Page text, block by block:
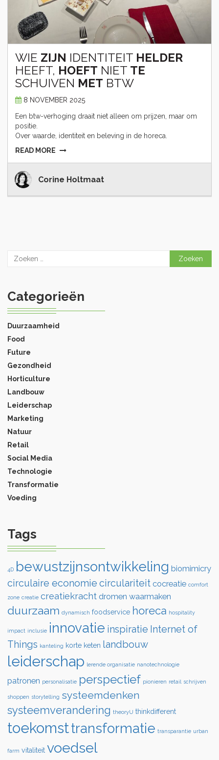
WIE ZIJN IDENTITEIT HELDER
HEEFT, HOEFT NIET TE
SCHUIVEN MET BTW
8 NOVEMBER 2025
Een btw-verhoging draait niet alleen om prijzen, maar om
positie.
Over waarde, identiteit en beleving in de horeca.
READ MORE
Corine Holtmaat
Zoeken
Categorieën
Duurzaamheid
Food
Future
Gezondheid
Horticulture
Landbouw
Leiderschap
Marketing
Natuur
Retail
Social Media
Technologie
Transformatie
Voeding
Tags
4D bewustzijnsontwikkeling biomimicry
circulaire economie circulariteit cocreatie comfort
zone creatie creatiekracht dromen waarmaken
duurzaam dynamisch foodservice horeca hospitality
impact inclusie innovatie inspiratie Internet of
Things kanteling korte keten landbouw
leiderschap lerende organisatie nanotechnologie
patronen personalisatie perspectief pionieren retail schrijven
shoppen storytelling systeemdenken
systeemverandering theoryU thinkdifferent
toekomsttransformatie transparantie urban
farm vitaliteit voedsel